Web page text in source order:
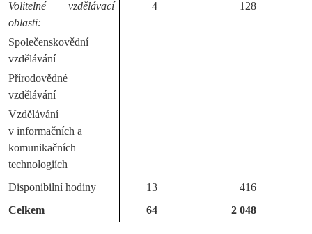
Volitelné vzdělávací
oblasti:
Společenskovědní
vzdělávání
Přírodovědné
vzdělávání
Vzdělávání
v informačních a
komunikačních
technologiích
4 128
Disponibilní hodiny 13
416
Celkem
64 2 048